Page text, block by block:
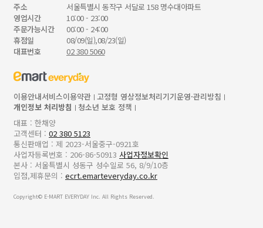
주소
서울특별시 동작구 서달로 158 명수대아파트
영업시간
10:00 - 23:00
주문가능시간
00:00 - 24:00
휴점일
08/09(일),08/23(일)
대표번호
02 380 5060
이용안내서비스이용약관 고정형 영상정보처리기기운영·관리방침
개인정보 처리방침
청소년 보호 정책
대표 : 한채양
고객센터 : 02 380 5123
통신판매업 : 제 2023-서울중구-0921호
사업자등록번호 : 206-86-50913 사업자정보확인
본사 : 서울특별시 성동구 성수일로 56, 8/9/10층
입점,제휴문의 : ecrt.emarteveryday.co.kr
Copyright© E-MART EVERYDAY Inc. All Rights Reserved.